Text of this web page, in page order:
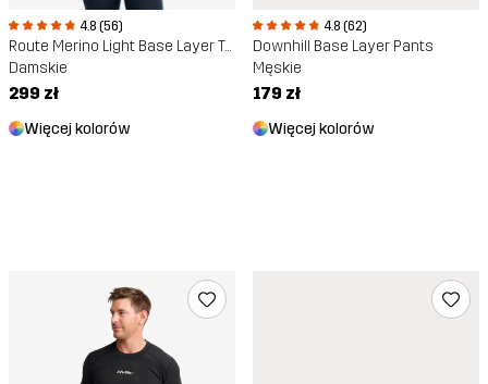
4.8 (56)
Route Merino Light Base Layer Top
Damskie
299 zł
Więcej kolorów
4.8 (62)
Downhill Base Layer Pants
Męskie
179 zł
Więcej kolorów